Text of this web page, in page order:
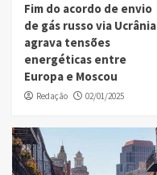
Fim do acordo de envio
de gás russo via Ucrânia
agrava tensões
energéticas entre
Europa e Moscou
Redação 02/01/2025